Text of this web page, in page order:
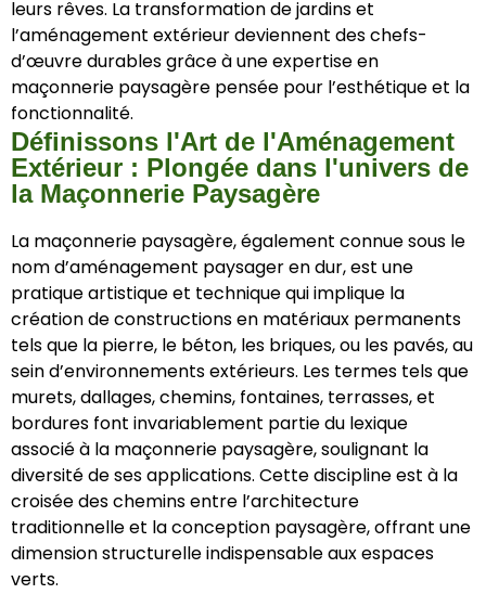
leurs rêves. La transformation de jardins et
l’aménagement extérieur deviennent des chefs-
d’œuvre durables grâce à une expertise en
maçonnerie paysagère pensée pour l’esthétique et la
fonctionnalité.
Définissons l'Art de l'Aménagement
Extérieur : Plongée dans l'univers de
la Maçonnerie Paysagère
La maçonnerie paysagère, également connue sous le
nom d’aménagement paysager en dur, est une
pratique artistique et technique qui implique la
création de constructions en matériaux permanents
tels que la pierre, le béton, les briques, ou les pavés, au
sein d’environnements extérieurs. Les termes tels que
murets, dallages, chemins, fontaines, terrasses, et
bordures font invariablement partie du lexique
associé à la maçonnerie paysagère, soulignant la
diversité de ses applications. Cette discipline est à la
croisée des chemins entre l’architecture
traditionnelle et la conception paysagère, offrant une
dimension structurelle indispensable aux espaces
verts.